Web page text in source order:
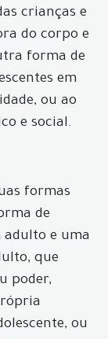
crianças e
do corpo e
forma de
em
ou ao
e social.
formas
de
e uma
que
poder,
ou